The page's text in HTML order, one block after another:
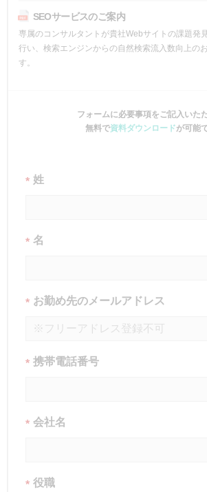
SEOサービスのご案内
専属のコンサルタントが貴社Webサイトの課題発
行い、検索エンジンからの自然検索流入数向上の
す。
フォームに必要事項をご記入いただ
無料で資料ダウンロードが可能
* 姓
* 名
* お勤め先のメールアドレス
* 携帯電話番号
* 会社名
* 役職